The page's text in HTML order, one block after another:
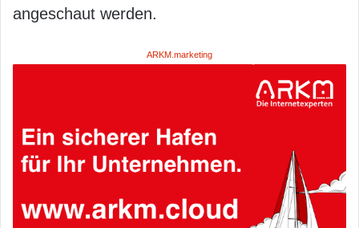
angeschaut werden.
ARKM.marketing